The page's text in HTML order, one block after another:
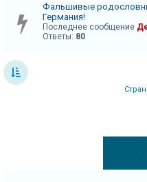
А
т
и
Фальшивые
Германия!
Последнее сообщение
Ответы: 80